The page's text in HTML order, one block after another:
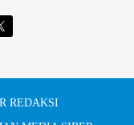
REDAKSI